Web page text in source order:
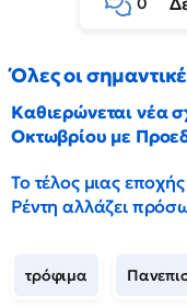
Όλες οι
Καθιερώνεται νέα
Οκτωβρίου με
Το τέλος μιας
Ρέντη αλλάζει
τρόφιμα